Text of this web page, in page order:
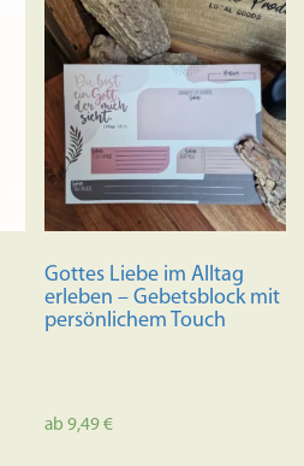
Gottes Liebe im Alltag
erleben – Gebetsblock mit
persönlichem Touch
ab9,49€